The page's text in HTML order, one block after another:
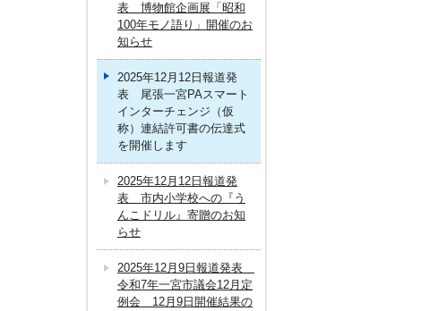
表 博物館企画展「昭和
100年モノ語り」開催のお
知らせ
2025年12月12日報道発
表 尾張一宮PAスマート
インターチェンジ（仮
称）連結許可書の伝達式
を開催します
2025年12月12日報道発
表 市内小学校への『う
んこドリル』寄贈のお知
らせ
2025年12月9日報道発表
令和7年一宮市議会12月定
例会 12月9日開催結果の